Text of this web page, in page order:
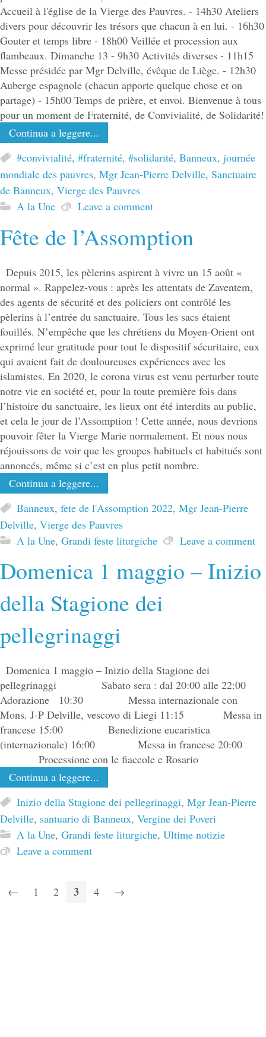
Accueil à l'église de la Vierge des Pauvres. - 14h30 Ateliers
divers pour découvrir les trésors que chacun à en lui. - 16h30
Gouter et temps libre - 18h00 Veillée et procession aux
flambeaux. Dimanche 13 - 9h30 Activités diverses - 11h15
Messe présidée par Mgr Delville, évêque de Liège. - 12h30
Auberge espagnole (chacun apporte quelque chose et on
partage) - 15h00 Temps de prière, et envoi. Bienvenue à tous
pour un moment de Fraternité, de Convivialité, de Solidarité!
Continua a leggere...
#convivialité, #fraternité, #solidarité, Banneux, journée
mondiale des pauvres, Mgr Jean-Pierre Delville, Sanctuaire
de Banneux, Vierge des Pauvres
A la Une
Leave a comment
Fête de l’Assomption
Depuis 2015, les pèlerins aspirent à vivre un 15 août «
normal ». Rappelez-vous : après les attentats de Zaventem,
des agents de sécurité et des policiers ont contrôlé les
pèlerins à l’entrée du sanctuaire. Tous les sacs étaient
fouillés. N’empêche que les chrétiens du Moyen-Orient ont
exprimé leur gratitude pour tout le dispositif sécuritaire, eux
qui avaient fait de douloureuses expériences avec les
islamistes. En 2020, le corona virus est venu perturber toute
notre vie en société et, pour la toute première fois dans
l’histoire du sanctuaire, les lieux ont été interdits au public,
et cela le jour de l’Assomption ! Cette année, nous devrions
pouvoir fêter la Vierge Marie normalement. Et nous nous
réjouissons de voir que les groupes habituels et habitués sont
annoncés, même si c’est en plus petit nombre.
Continua a leggere...
Banneux, fete de l'Assomption 2022, Mgr Jean-Pierre
Delville, Vierge des Pauvres
A la Une, Grandi feste liturgiche Leave a comment
Domenica 1 maggio – Inizio
della Stagione dei
pellegrinaggi
Domenica 1 maggio – Inizio della Stagione dei
pellegrinaggi Sabato sera : dal 20:00 alle 22:00
Adorazione 10:30 Messa internazionale con
Mons. J-P Delville, vescovo di Liegi 11:15 Messa in
francese 15:00 Benedizione eucaristica
(internazionale) 16:00 Messa in francese 20:00
Processione con le fiaccole e Rosario
Continua a leggere...
Inizio della Stagione dei pellegrinaggi, Mgr Jean-Pierre
Delville, santuario di Banneux, Vergine dei Poveri
A la Une, Grandi feste liturgiche, Ultime notizie
Leave a comment
← 1 2 3 4 →